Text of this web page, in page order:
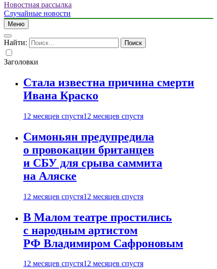
Новостная рассылка
Случайные новости
Меню
Найти:
Заголовки
Стала известна причина смерти
Ивана Краско
12 месяцев спустя12 месяцев спустя
Симоньян предупредила
о провокации британцев
и СБУ для срыва саммита
на Аляске
12 месяцев спустя12 месяцев спустя
В Малом театре простились
с народным артистом
РФ Владимиром Сафроновым
12 месяцев спустя12 месяцев спустя